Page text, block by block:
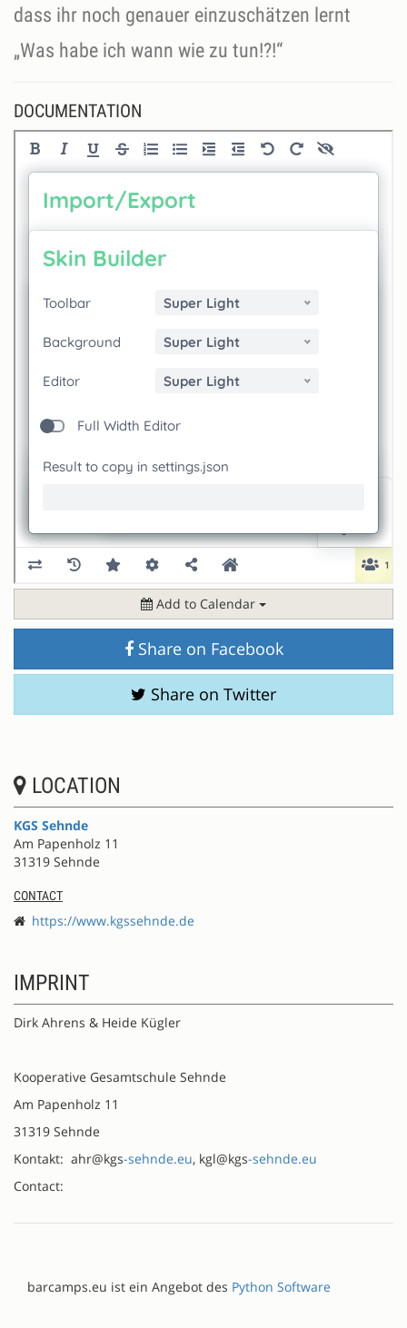
dass ihr noch genauer einzuschätzen lernt
„Was habe ich wann wie zu tun!?!“
DOCUMENTATION
Add to Calendar
Share on Facebook
Share on Twitter
LOCATION
KGS Sehnde
Am Papenholz 11
31319 Sehnde
CONTACT
https://www.kgssehnde.de
IMPRINT
Dirk Ahrens & Heide Kügler
Kooperative Gesamtschule Sehnde
Am Papenholz 11
31319 Sehnde
Kontakt: ahr@kgs-sehnde.eu, kgl@kgs-sehnde.eu
Contact:
barcamps.eu ist ein Angebot des Python Software